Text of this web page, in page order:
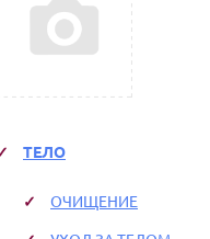
ТЕЛО
ОЧИЩЕНИЕ